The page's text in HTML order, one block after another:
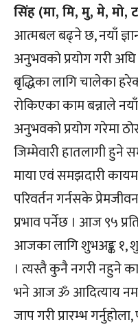
सिंह (मा, मि, मु, मे, मो,
आत्मबल बढ्ने छ, नयाँ
अनुभवको प्रयोग गरी अघि
बृद्धिका लागि चालेका
रोकिएका काम बन्नाले
अनुभवको प्रयोग गरेमा
जिम्मेवारी हातलागी
माया एवं समझदारी
परिवर्तन गर्नसके
प्रभाव पर्नेछ । आज ९५
आजका लागि शुभअङ्क १,
। त्यस्तै कुनै नगरी नहुने
भने आज ॐ आदित्याय
जाप गरी प्रारम्भ